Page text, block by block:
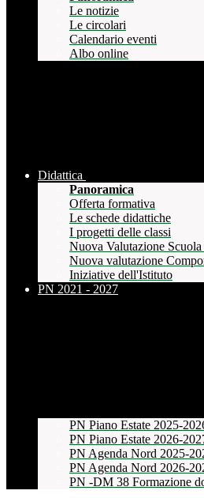
Le notizie
Le circolari
Calendario eventi
Albo online
Didattica
Panoramica
Offerta formativa
Le schede didattiche
I progetti delle classi
Nuova Valutazione Scuola
Nuova valutazione
Iniziative dell'Istituto
PN 2021 - 2027
PN Piano Estate 2025-
PN Piano Estate 2026-
PN Agenda Nord 2025-
PN Agenda Nord 2026-
PN -DM 38 Formazione